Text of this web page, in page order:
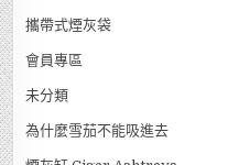
攜帶式煙灰袋
會員專區
未分類
為什麼雪茄不能吸進去